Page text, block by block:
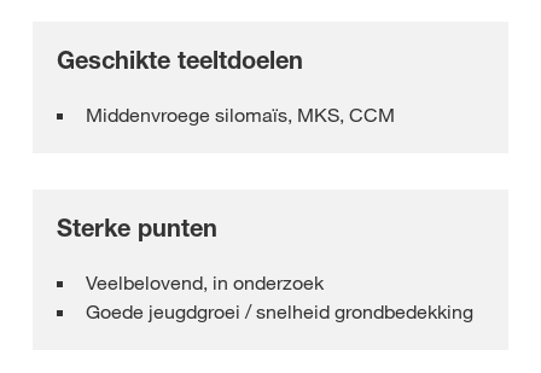
Geschikte teeltdoelen
Middenvroege silomaïs, MKS, CCM
Sterke punten
Veelbelovend, in onderzoek
Goede jeugdgroei / snelheid grondbedekking